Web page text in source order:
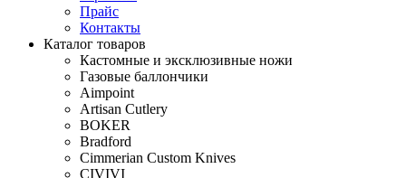
Прайс
Контакты
Каталог товаров
Кастомные и эксклюзивные ножи
Газовые баллончики
Aimpoint
Artisan Cutlery
BOKER
Bradford
Cimmerian Custom Knives
CIVIVI